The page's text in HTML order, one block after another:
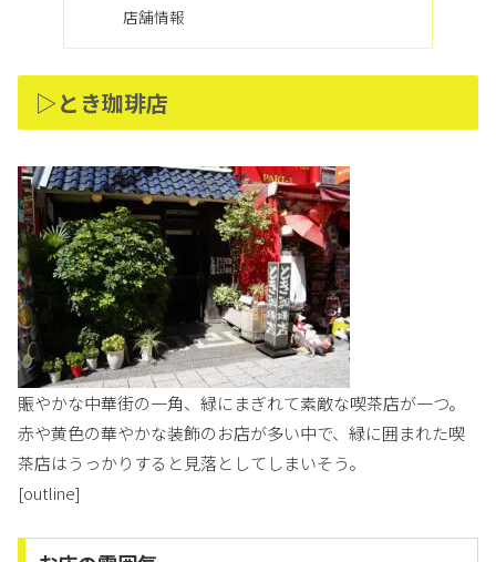
店舗情報
▷とき珈琲店
賑やかな中華街の一角、緑にまぎれて素敵な喫茶店が一つ。
赤や黄色の華やかな装飾のお店が多い中で、緑に囲まれた喫
茶店はうっかりすると見落としてしまいそう。
[outline]